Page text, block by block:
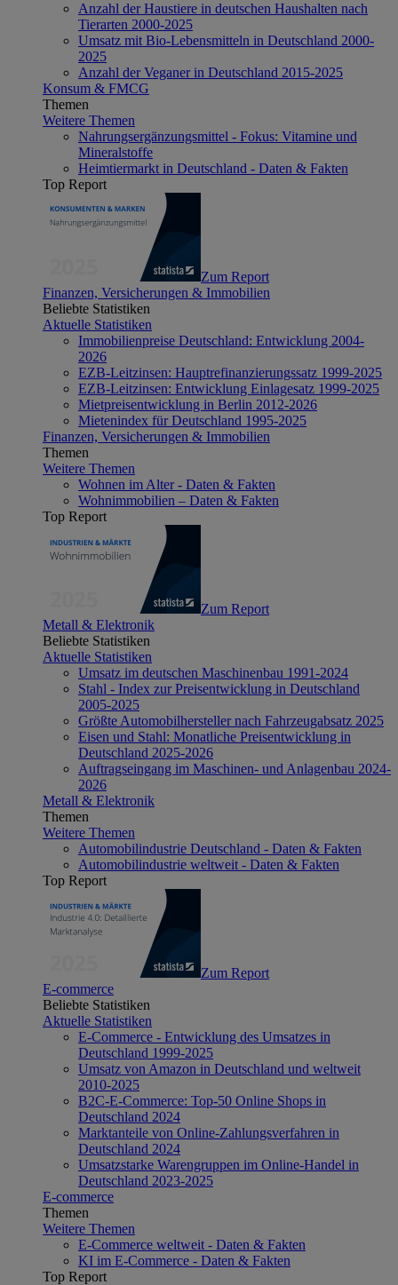
Anzahl der Haustiere in deutschen Haushalten nach
Tierarten 2000-2025
Umsatz mit Bio-Lebensmitteln in Deutschland 2000-
2025
Anzahl der Veganer in Deutschland 2015-2025
Konsum & FMCG
Themen
Weitere Themen
Nahrungsergänzungsmittel - Fokus: Vitamine und
Mineralstoffe
Heimtiermarkt in Deutschland - Daten & Fakten
Top Report
Zum Report
Finanzen, Versicherungen & Immobilien
Beliebte Statistiken
Aktuelle Statistiken
Immobilienpreise Deutschland: Entwicklung 2004-
2026
EZB-Leitzinsen: Hauptrefinanzierungssatz 1999-2025
EZB-Leitzinsen: Entwicklung Einlagesatz 1999-2025
Mietpreisentwicklung in Berlin 2012-2026
Mietenindex für Deutschland 1995-2025
Finanzen, Versicherungen & Immobilien
Themen
Weitere Themen
Wohnen im Alter - Daten & Fakten
Wohnimmobilien – Daten & Fakten
Top Report
Zum Report
Metall & Elektronik
Beliebte Statistiken
Aktuelle Statistiken
Umsatz im deutschen Maschinenbau 1991-2024
Stahl - Index zur Preisentwicklung in Deutschland
2005-2025
Größte Automobilhersteller nach Fahrzeugabsatz 2025
Eisen und Stahl: Monatliche Preisentwicklung in
Deutschland 2025-2026
Auftragseingang im Maschinen- und Anlagenbau 2024-
2026
Metall & Elektronik
Themen
Weitere Themen
Automobilindustrie Deutschland - Daten & Fakten
Automobilindustrie weltweit - Daten & Fakten
Top Report
Zum Report
E-commerce
Beliebte Statistiken
Aktuelle Statistiken
E-Commerce - Entwicklung des Umsatzes in
Deutschland 1999-2025
Umsatz von Amazon in Deutschland und weltweit
2010-2025
B2C-E-Commerce: Top-50 Online Shops in
Deutschland 2024
Marktanteile von Online-Zahlungsverfahren in
Deutschland 2024
Umsatzstarke Warengruppen im Online-Handel in
Deutschland 2023-2025
E-commerce
Themen
Weitere Themen
E-Commerce weltweit - Daten & Fakten
KI im E-Commerce - Daten & Fakten
Top Report